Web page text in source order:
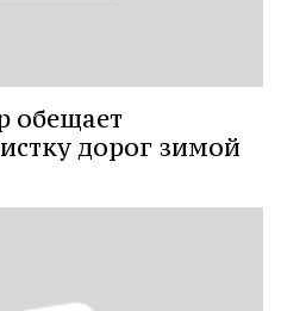
обещает
дорог зимой